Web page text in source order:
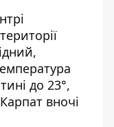
до 23°,
вночі